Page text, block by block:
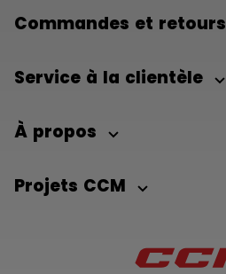
Commandes et retours
Service à la clientèle
À propos
Projets CCM